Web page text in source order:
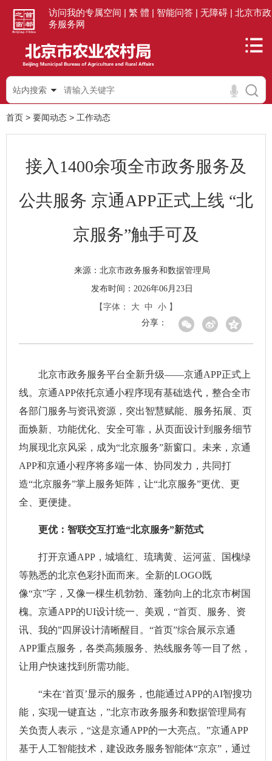
访问我的专属空间 | 繁 體 | 智能问答 | 无障碍 | 北京市政
务服务网
站内搜索
首页 > 要闻动态 > 工作动态
接入1400余项全市政务服务及
公共服务 京通APP正式上线 “北
京服务”触手可及
来源： 北京市政务服务和数据管理局
发布时间：2026年06月23日
【字体：
大 中 小 】
分享：
北京市政务服务平台全新升级——京通APP正式上
线。京通APP依托京通小程序现有基础迭代，整合全市
各部门服务与资讯资源，突出智慧赋能、服务拓展、页
面焕新、功能优化、安全可靠，从页面设计到服务细节
均展现北京风采，成为“北京服务”新窗口。未来，京通
APP和京通小程序将多端一体、协同发力，共同打
造“北京服务”掌上服务矩阵，让“北京服务”更优、更
全、更便捷。
更优：智联交互打造“北京服务”新范式
打开京通APP，城墙红、琉璃黄、运河蓝、国槐绿
等熟悉的北京色彩扑面而来。全新的LOGO既
像“京”字，又像一棵生机勃勃、蓬勃向上的北京市树国
槐。京通APP的UI设计统一、美观，“首页、服务、资
讯、我的”四屏设计清晰醒目。“首页”综合展示京通
APP重点服务，各类高频服务、热线服务等一目了然，
让用户快速找到所需功能。
“未在‘首页’显示的服务，也能通过APP的AI智搜功
能，实现一键直达，”北京市政务服务和数据管理局有
关负责人表示，“这是京通APP的一大亮点。”京通APP
基于人工智能技术，建设政务服务智能体“京京”，通过